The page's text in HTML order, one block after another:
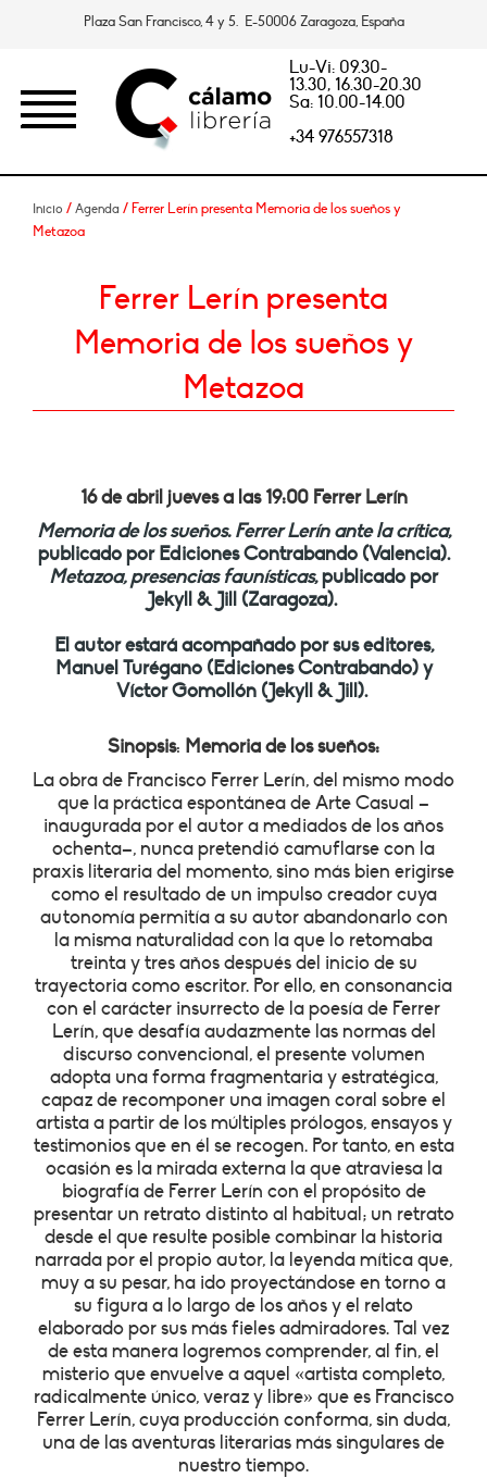
Plaza San Francisco, 4 y 5. E-50006 Zaragoza, España
Lu-Vi: 09.30-
13.30, 16.30-20.30
Sa: 10.00-14.00
+34 976557318
Inicio / Agenda / Ferrer Lerín presenta Memoria de los sueños y
Metazoa
Ferrer Lerín presenta
Memoria de los sueños y
Metazoa
16 de abril jueves a las 19:00 Ferrer Lerín
Memoria de los sueños. Ferrer Lerín ante la crítica,
publicado por Ediciones Contrabando (Valencia).
Metazoa, presencias faunísticas, publicado por
Jekyll & Jill (Zaragoza).
El autor estará acompañado por sus editores,
Manuel Turégano (Ediciones Contrabando) y
Víctor Gomollón (Jekyll & Jill).
Sinopsis: Memoria de los sueños:
La obra de Francisco Ferrer Lerín, del mismo modo
que la práctica espontánea de Arte Casual –
inaugurada por el autor a mediados de los años
ochenta–, nunca pretendió camuflarse con la
praxis literaria del momento, sino más bien erigirse
como el resultado de un impulso creador cuya
autonomía permitía a su autor abandonarlo con
la misma naturalidad con la que lo retomaba
treinta y tres años después del inicio de su
trayectoria como escritor. Por ello, en consonancia
con el carácter insurrecto de la poesía de Ferrer
Lerín, que desafía audazmente las normas del
discurso convencional, el presente volumen
adopta una forma fragmentaria y estratégica,
capaz de recomponer una imagen coral sobre el
artista a partir de los múltiples prólogos, ensayos y
testimonios que en él se recogen. Por tanto, en esta
ocasión es la mirada externa la que atraviesa la
biografía de Ferrer Lerín con el propósito de
presentar un retrato distinto al habitual; un retrato
desde el que resulte posible combinar la historia
narrada por el propio autor, la leyenda mítica que,
muy a su pesar, ha ido proyectándose en torno a
su figura a lo largo de los años y el relato
elaborado por sus más fieles admiradores. Tal vez
de esta manera logremos comprender, al fin, el
misterio que envuelve a aquel «artista completo,
radicalmente único, veraz y libre» que es Francisco
Ferrer Lerín, cuya producción conforma, sin duda,
una de las aventuras literarias más singulares de
nuestro tiempo.